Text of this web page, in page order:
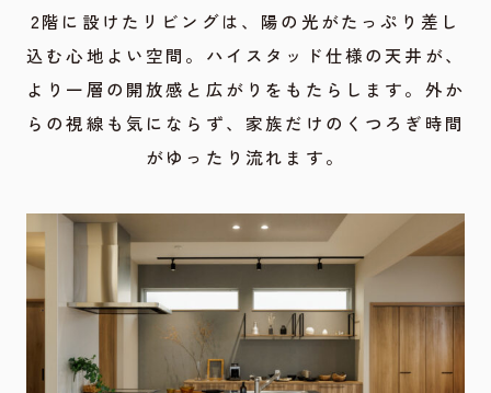
2階に設けたリビングは、陽の光がたっぷり差し
込む心地よい空間。ハイスタッド仕様の天井が、
より一層の開放感と広がりをもたらします。外か
らの視線も気にならず、家族だけのくつろぎ時間
がゆったり流れます。